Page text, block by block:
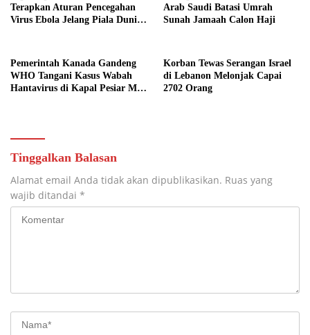
Terapkan Aturan Pencegahan
Virus Ebola Jelang Piala Dunia
Arab Saudi Batasi Umrah
Sunah Jamaah Calon Haji
Pemerintah Kanada Gandeng
WHO Tangani Kasus Wabah
Hantavirus di Kapal Pesiar MV
Korban Tewas Serangan Israel
di Lebanon Melonjak Capai
2702 Orang
Tinggalkan Balasan
Alamat email Anda tidak akan dipublikasikan. Ruas yang
wajib ditandai *